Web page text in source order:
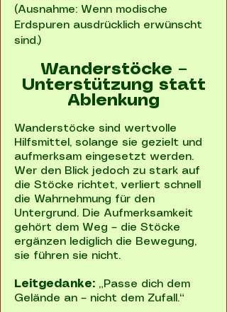
(Ausnahme: Wenn modische
Erdspuren ausdrücklich erwünscht
sind.)
Wanderstöcke –
Unterstützung statt
Ablenkung
Wanderstöcke sind wertvolle
Hilfsmittel, solange sie gezielt und
aufmerksam eingesetzt werden.
Wer den Blick jedoch zu stark auf
die Stöcke richtet, verliert schnell
die Wahrnehmung für den
Untergrund. Die Aufmerksamkeit
gehört dem Weg – die Stöcke
ergänzen lediglich die Bewegung,
sie führen sie nicht.
Leitgedanke: „Passe dich dem
Gelände an – nicht dem Zufall.“